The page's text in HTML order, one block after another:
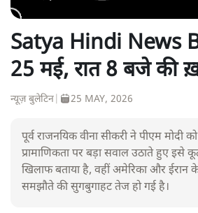
Satya Hindi News
25 मई, रात 8 बजे की
न्यूज़ बुलेटिन 25 MAY, 2026
पूर्व राजनयिक वीना सीकरी ने पीएम मोदी
प्रामाणिकता पर बड़ा सवाल उठाते हुए इसे
खिलाफ बताया है, वहीं अमेरिका और ईरान
समझौते की सुगबुगाहट तेज हो गई है।